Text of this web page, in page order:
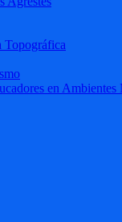
Topográfica
en Ambientes